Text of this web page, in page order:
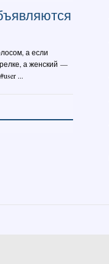
а если
а женский —
...